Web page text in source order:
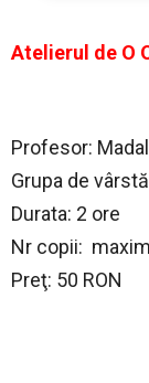
Atelierul de O
Profesor:
Grupa de
Durata: 2 ore
Nr copii:
Preţ: 50 RON